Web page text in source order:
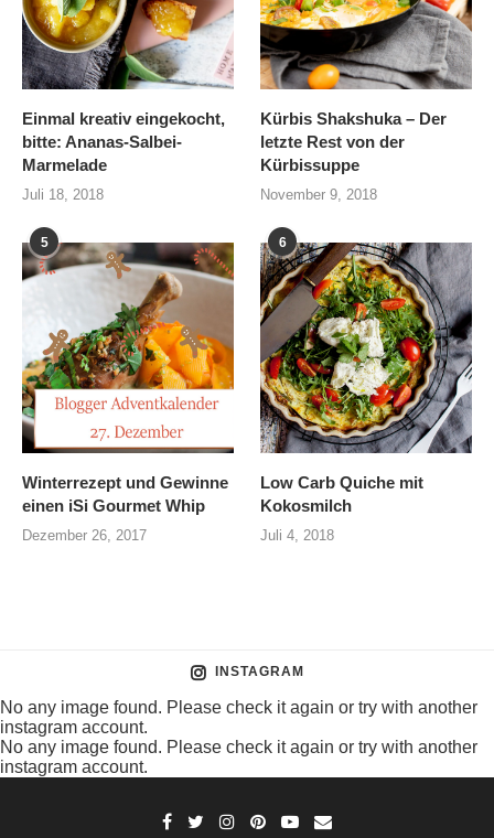
Einmal kreativ eingekocht,
bitte: Ananas-Salbei-
Marmelade
Juli 18, 2018
Kürbis Shakshuka – Der
letzte Rest von der
Kürbissuppe
November 9, 2018
5
Winterrezept und Gewinne
einen iSi Gourmet Whip
Dezember 26, 2017
6
Low Carb Quiche mit
Kokosmilch
Juli 4, 2018
INSTAGRAM
No any image found. Please check it again or try with another
instagram account.
No any image found. Please check it again or try with another
instagram account.